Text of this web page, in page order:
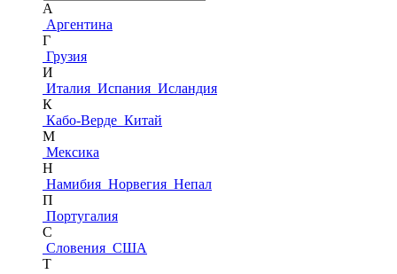
А
Аргентина
Г
Грузия
И
Италия Испания Исландия
К
Кабо-Верде Китай
М
Мексика
Н
Намибия Норвегия Непал
П
Португалия
С
Словения США
Т